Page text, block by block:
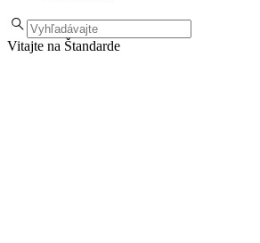
Vitajte na Štandarde